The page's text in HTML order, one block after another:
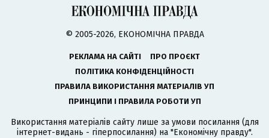
© 2005-2026, ЕКОНОМІЧНА ПРАВДА
РЕКЛАМА НА САЙТІ
ПРО ПРОЄКТ
ПОЛІТИКА КОНФІДЕНЦІЙНОСТІ
ПРАВИЛА ВИКОРИСТАННЯ МАТЕРІАЛІВ УП
ПРИНЦИПИ І ПРАВИЛА РОБОТИ УП
Використання матеріалів сайту лише за умови посилання (для
інтернет-видань - гіперпосилання) на "Економічну правду".